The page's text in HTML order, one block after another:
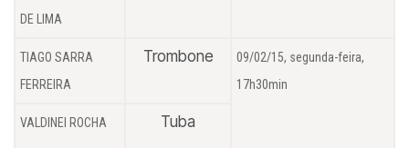
DE LIMA
TIAGO SARRA
FERREIRA
Trombone
09/02/15, segunda-feira,
17h30min
VALDINEI ROCHA Tuba